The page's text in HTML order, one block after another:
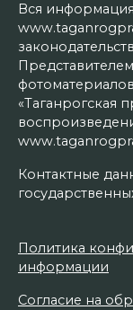
Вся
«Таганрогская
Контактные
Политика
информации
Согласие на